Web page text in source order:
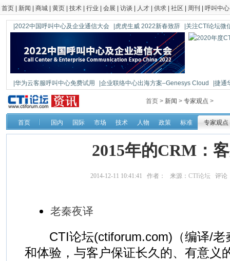
首页 新闻 商城 黄页 技术 行业 会展 访谈 人才 供求 社区 周刊 呼叫中心
|2022中国呼叫中心及企业通信大会 |虎虎生威 2022新春致辞 |关注CTI论坛微
|华为云客服呼叫中心免费试用 |企业联络中心出海方案–Genesys Cloud
|捷通
|鼎信通达新一代语音网关DAG1000-4S
首页 > 新闻 > 专家观点 >
首页 国内 国际 市场 技术 人物 政策 标准 专家观点
2015年的CRM：
2014-12-11 10:41:41 作者： 来源： CTI论坛 评论
老秦夜译
CTI论坛(ctiforum.com)（编译/老
和体验，与客户保证长久的、有意义